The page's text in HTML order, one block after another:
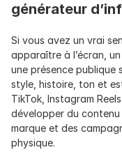
générateur
Si vous avez un vrai
apparaître à l’écran,
une présence publique
style, histoire, ton et
TikTok, Instagram
développer du
marque et des
physique.